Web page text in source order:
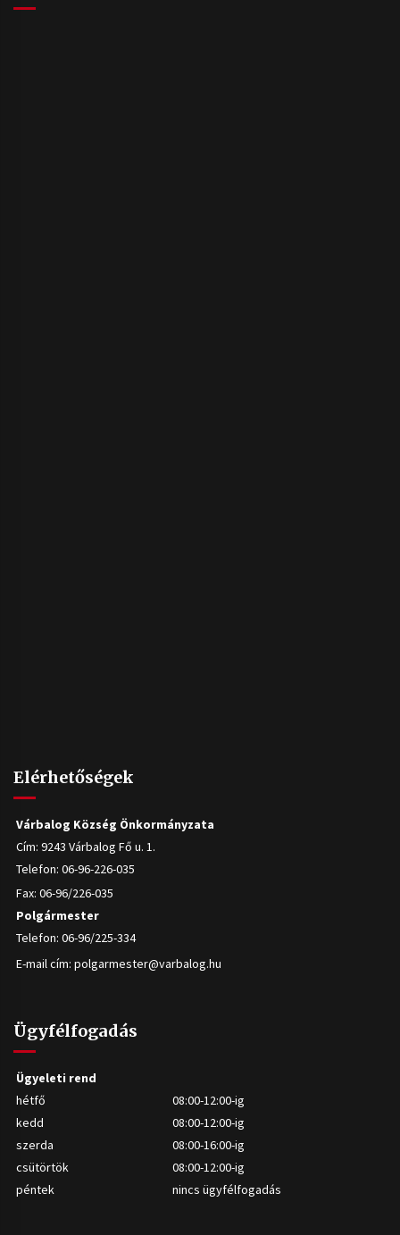
Elérhetőségek
Várbalog Község Önkormányzata
Cím: 9243 Várbalog Fő u. 1.
Telefon: 06-96-226-035
Fax: 06-96/226-035
Polgármester
Telefon: 06-96/225-334
E-mail cím: polgarmester@varbalog.hu
Ügyfélfogadás
Ügyeleti rend
hétfő
08:00-12:00-ig
kedd
08:00-12:00-ig
szerda
08:00-16:00-ig
csütörtök
08:00-12:00-ig
péntek
nincs ügyfélfogadás